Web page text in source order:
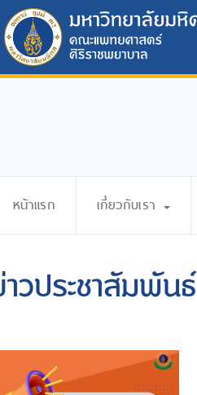
หน้าแรก เกี่ยวกับเรา
วประชาสัมพันธ์